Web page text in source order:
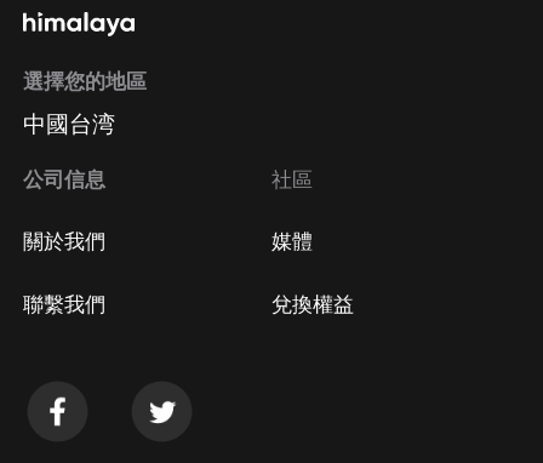
選擇您的地區
中國台湾
公司信息
關於我們
聯繫我們
社區
媒體
兌換權益